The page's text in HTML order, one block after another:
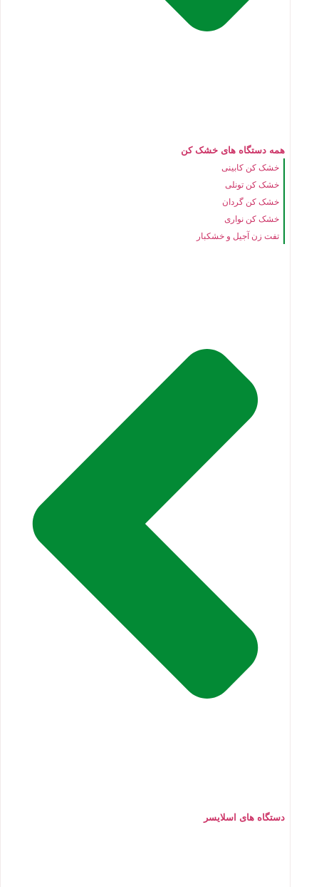
همه دستگاه های خشک کن
خشک کن کابینی
خشک کن تونلی
خشک کن گردان
خشک کن نواری
تفت زن آجیل و خشکبار
دستگاه های اسلایسر